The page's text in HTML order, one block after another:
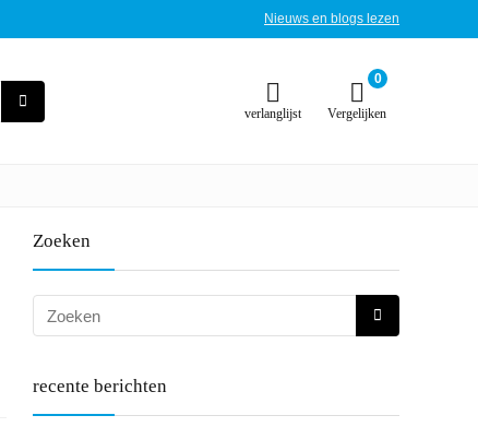
Nieuws en blogs lezen
verlanglijst
0
Vergelijken
Zoeken
recente berichten